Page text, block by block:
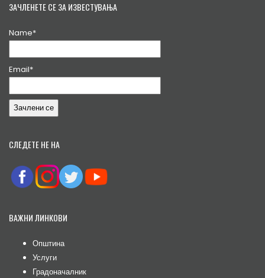
ЗАЧЛЕНЕТЕ СЕ ЗА ИЗВЕСТУВАЊА
Name*
Email*
СЛЕДЕТЕ НЕ НА
ВАЖНИ ЛИНКОВИ
Општина
Услуги
Градоначалник